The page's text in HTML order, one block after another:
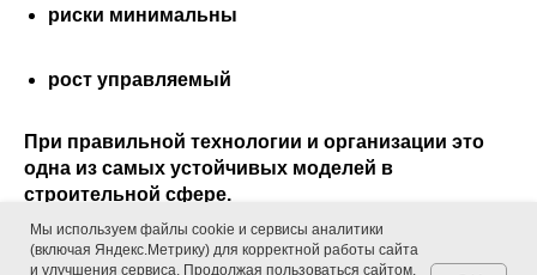
Мы используем файлы cookie и сервисы аналитики
(включая Яндекс.Метрику) для корректной работы сайта
и улучшения сервиса. Продолжая пользоваться сайтом,
риски минимальны
рост управляемый
При правильной технологии и организации это
одна из самых устойчивых моделей в
строительной сфере.
2026-01-19 11:00